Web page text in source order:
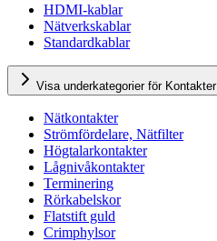
HDMI-kablar
Nätverkskablar
Standardkablar
Visa underkategorier för Kontakter
Nätkontakter
Strömfördelare, Nätfilter
Högtalarkontakter
Lågnivåkontakter
Terminering
Rörkabelskor
Flatstift guld
Crimphylsor